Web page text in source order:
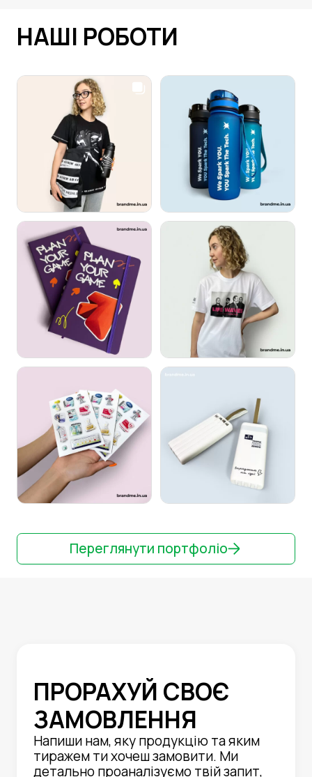
НАШІ РОБОТИ
Переглянути портфоліо
ПРОРАХУЙ СВОЄ
ЗАМОВЛЕННЯ
Напиши нам, яку продукцію та яким
тиражем ти хочеш замовити. Ми
детально проаналізуємо твій запит,